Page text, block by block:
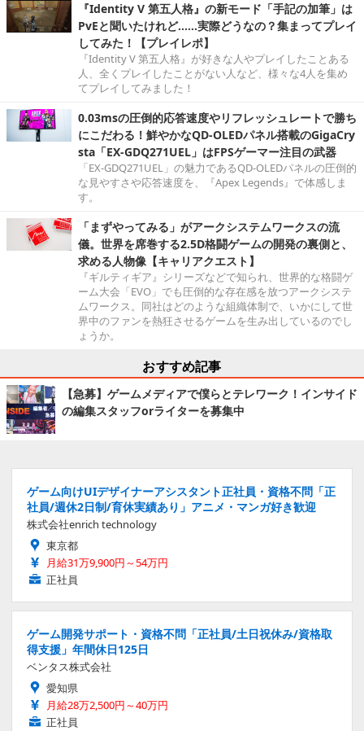
『Identity V 第五人格』の新モード「手記の加筆」は
PvEと聞いたけれど……実際どうなの？集まってプレイ
してみた！【プレイレポ】
『Identity V 第五人格』が好きな人やプレイしたことある
人、全くプレイしたことがない人など、様々な4人を集め
てプレイしてみました！
0.03msの圧倒的応答速度やリフレッシュレートで勝ち
にこだわる！鮮やかなQD-OLEDパネル搭載のGigaCry
sta「EX-GDQ271UEL」はFPSゲーマー注目の武器
「EX-GDQ271UEL」の魅力であるQD-OLEDパネルの圧倒的
な見やすさや応答速度を、『Apex Legends』で体感しま
す。
「まずやってみる」がアークシステムワークスの流
儀。世界を席巻する2.5D格闘ゲームの開発の裏側と、
求める人物像【キャリアクエスト】
『ギルティギア』シリーズなどで知られ、世界的な格闘ゲ
ーム大会「EVO」でも圧倒的な存在感を放つアークシステ
ムワークス。同社はどのような組織体制で、いかにして世
界中のファンを熱狂させるゲームを生み出しているのでし
ょうか。
おすすめ記事
【急募】ゲームメディアで僕らとテレワーク！インサイド
の編集スタッフorライターを募集中
ゲーム向けUIデザイナーアシスタント正社員・資格不問「正
社員/週休2日制/育休実績あり」アニメ・マンガ好き歓迎
株式会社enrich technology
東京都
月給31万9,900円～54万円
正社員
ゲーム開発サポート・資格不問「正社員/土日祝休み/資格取
得支援」年間休日125日
ベンタス株式会社
愛知県
月給28万2,500円～40万円
正社員